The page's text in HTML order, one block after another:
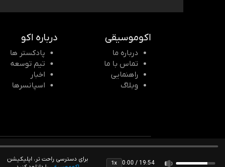
اکوموسیقی
درباره ما
تماس با ما
راهنمایی
وبلاگ
درباره اکو
پادکستر ها
تیم توسعه
اخبار
اسپانسرها
© 2026 Echomusic & Podcast
برای دسترسی راحت تر، اپلیکیشن
1x 0:00 / 19:54